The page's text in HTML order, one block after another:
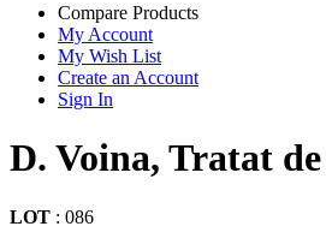
Compare Products
My Account
My Wish List
Create an Account
Sign In
D. Voina, Tratat
LOT : 086